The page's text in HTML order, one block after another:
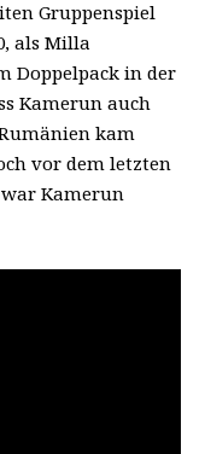
Gruppenspiel
als Milla
Doppelpack in der
Kamerun auch
kam
vor dem letzten
war Kamerun